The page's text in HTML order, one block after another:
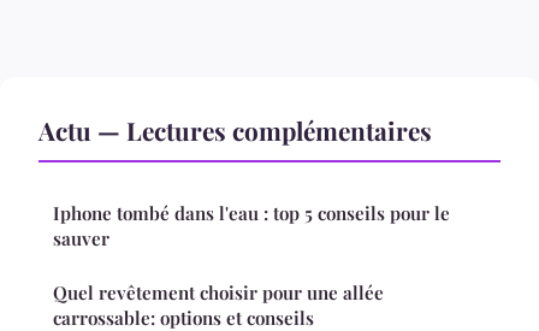
Actu — Lectures complémentaires
Iphone tombé dans l'eau : top 5 conseils pour le
sauver
Quel revêtement choisir pour une allée
carrossable: options et conseils